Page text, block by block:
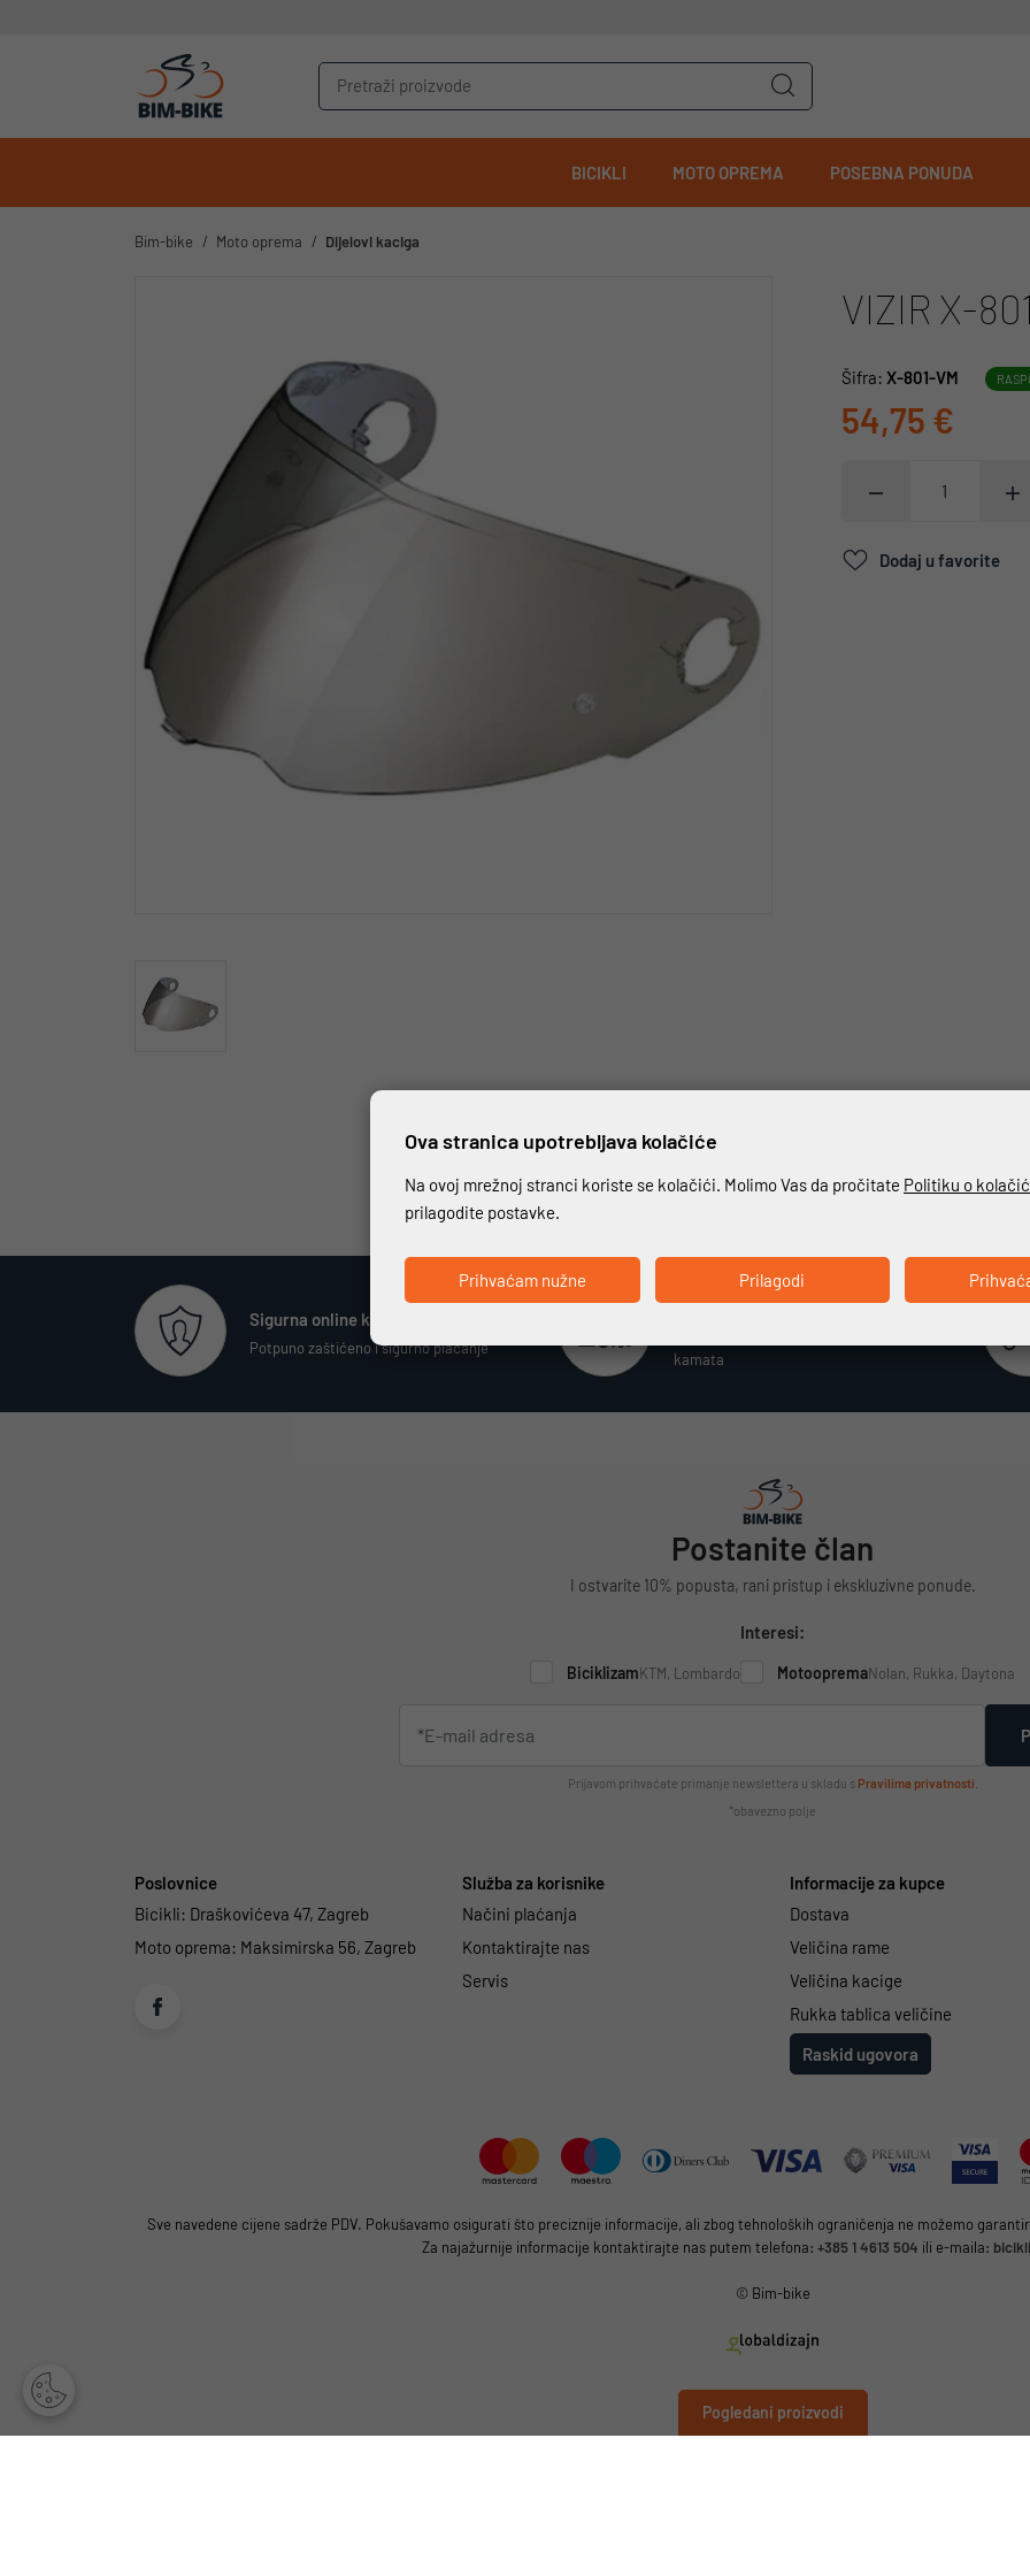
BICIKLI MOTO OPREMA POSEBNA PONUDA
Bim-bike Moto oprema Dijelovi kaciga
VIZIR X-
Šifra: X-801-VM
54,75 €
Dodaj u favorite
Pogledani proizvodi
Sigurna online kupovina
Potpuno zaštićeno i sigurno plaćanje
Beskamatno plaćanje
kamata
Postanite član
I ostvarite 10% popusta, rani pristup i ekskluzivne ponude.
Interesi:
BiciklizamKTM, Lombardo MotoopremaNolan, Rukka, Daytona
Prijavom prihvaćate primanje newslettera u skladu s Pravilima privatnosti
*obavezno polje
Poslovnice
Bicikli: Draškovićeva 47, Zagreb
Moto oprema: Maksimirska 56, Zagreb
Služba za korisnike
Načini plaćanja
Kontaktirajte nas
Servis
Informacije za kupce
Dostava
Veličina rame
Veličina kacige
Rukka tablica veličine
Raskid ugovora
Sve navedene cijene sadrže PDV. Pokušavamo osigurati što preciznije informacije, ali zbog tehnoloških ograničenja ne možemo
Za najažurnije informacije kontaktirajte nas putem telefona: +385 1 4613 504 ili e-maila:
© Bim-bike
Ova stranica upotrebljava kolačiće
Na ovoj mrežnoj stranci koriste se kolačići. Molimo Vas da pročitate Politiku o
prilagodite postavke.
Prihvaćam nužne Prilagodi